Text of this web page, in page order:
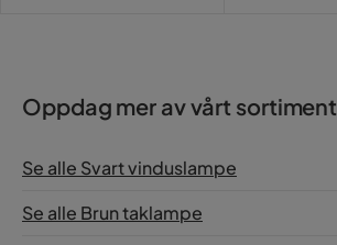
Oppdag mer av vårt sortiment
Se alle Svart vinduslampe
Se alle Brun taklampe